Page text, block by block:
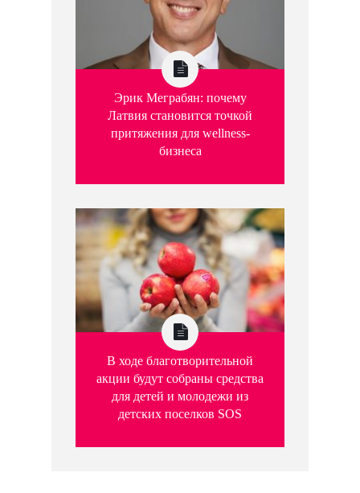
Эрик Меграбян: почему
Латвия становится точкой
притяжения для wellness-
бизнеса
В ходе благотворительной
акции будут собраны средства
для детей и молодежи из
детских поселков SOS